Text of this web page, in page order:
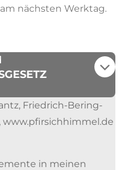
nächsten Werktag.
Friedrich-Bering-
www.pfirsichhimmel.de
in meinen